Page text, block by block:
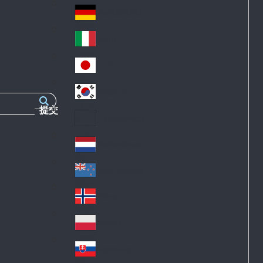
提交
d
an
ce
Ge
rm
an
y
Ita
ly
Ja
pa
Ko
a
La
tin
A
m
eri
ca
Ne
th
erl
an
ds
Ne
w
Ze
al
an
d
No
rw
ay
Po
la